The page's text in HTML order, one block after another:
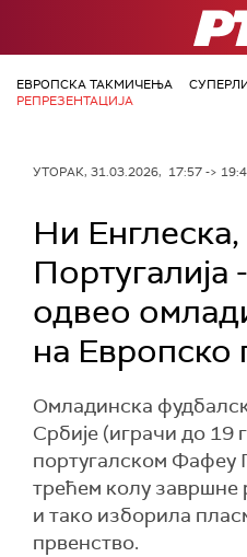
РТС
ЕВРОПСКА ТАКМИЧЕЊА
РЕПРЕЗЕНТАЦИЈА
УТОРАК, 31.03.2026, 17:57 ->
Ни Енглеска,
одвео
на Европско
Омладинска
Србије (играчи до 19
португалском Фафеу
трећем колу завршне
и тако изборила
првенство.